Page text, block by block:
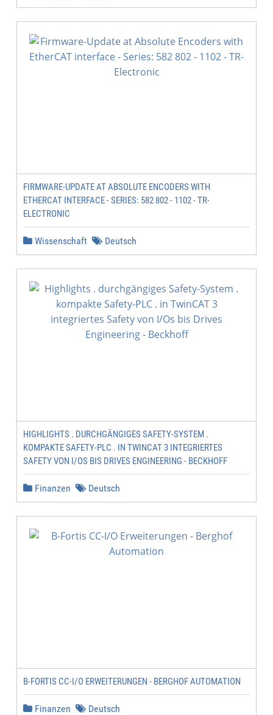
FIRMWARE-UPDATE AT ABSOLUTE ENCODERS WITH
ETHERCAT INTERFACE - SERIES: 582 802 - 1102 - TR-
ELECTRONIC
Wissenschaft Deutsch
HIGHLIGHTS . DURCHGÄNGIGES SAFETY-SYSTEM .
KOMPAKTE SAFETY-PLC . IN TWINCAT 3 INTEGRIERTES
SAFETY VON I/OS BIS DRIVES ENGINEERING - BECKHOFF
Finanzen Deutsch
B-FORTIS CC-I/O ERWEITERUNGEN - BERGHOF AUTOMATION
Finanzen Deutsch